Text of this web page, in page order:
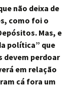
não deixa de
como foi o
Mas, e
política” que
devem perdoar
em relação
cá fora um